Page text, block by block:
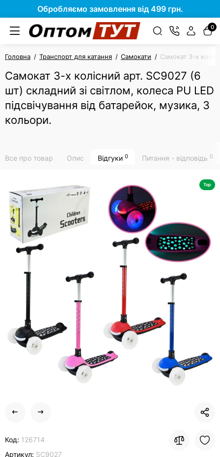
Обробляємо замовлення від 499 грн.
0
Головна Транспорт для катання Самокати Самокат 3-х
Самокат 3-х колісний арт. SC9027 (6
шт) складний зі світлом, колеса PU LED
підсвічування від батарейок, музика, 3
кольори.
Все про товар Опис Відгуки 0 Питання - відповідь 0
Top
Код: 126714
Артикул: SC9027